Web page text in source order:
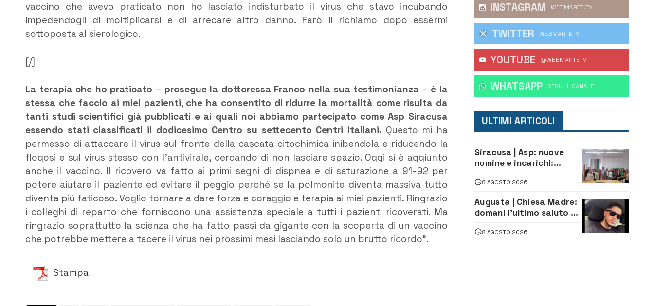
vaccino che avevo praticato non ho lasciato indisturbato il virus che stavo incubando
impedendogli di moltiplicarsi e di arrecare altro danno. Farò il richiamo dopo essermi
sottoposta al sierologico.
[/]
La terapia che ho praticato – prosegue la dottoressa Franco nella sua testimonianza – è la
stessa che faccio ai miei pazienti, che ha consentito di ridurre la mortalità come risulta da
tanti studi scientifici già pubblicati e ai quali noi abbiamo partecipato come Asp Siracusa
essendo stati classificati il dodicesimo Centro su settecento Centri italiani. Questo mi ha
permesso di attaccare il virus sul fronte della cascata citochimica inibendola e riducendo la
flogosi e sul virus stesso con l’antivirale, cercando di non lasciare spazio. Oggi si è aggiunto
anche il vaccino. Il ricovero va fatto ai primi segni di dispnea e di saturazione a 91-92 per
potere aiutare il paziente ed evitare il peggio perché se la polmonite diventa massiva tutto
diventa più faticoso. Voglio tornare a dare forza e coraggio e terapia ai miei pazienti. Ringrazio
i colleghi di reparto che forniscono una assistenza speciale a tutti i pazienti ricoverati. Ma
ringrazio soprattutto la scienza che ha fatto passi da gigante con la scoperta di un vaccino
che potrebbe mettere a tacere il virus nei prossimi mesi lasciando solo un brutto ricordo”.
Stampa
INSTAGRAM WEBMARTE.TV
TWITTER WEBMARTETV
YOUTUBE @WEBMARTETV
WHATSAPP ‎SEGUI IL CANALE
ULTIMI ARTICOLI
Siracusa | Asp: nuove
nomine e incarichi:
di Sanità pubblica,
Matteliano al Servizio
Legale
8 AGOSTO 2026
Augusta | Chiesa Madre:
domani l’ultimo saluto ad
morto in un incidente
8 AGOSTO 2026